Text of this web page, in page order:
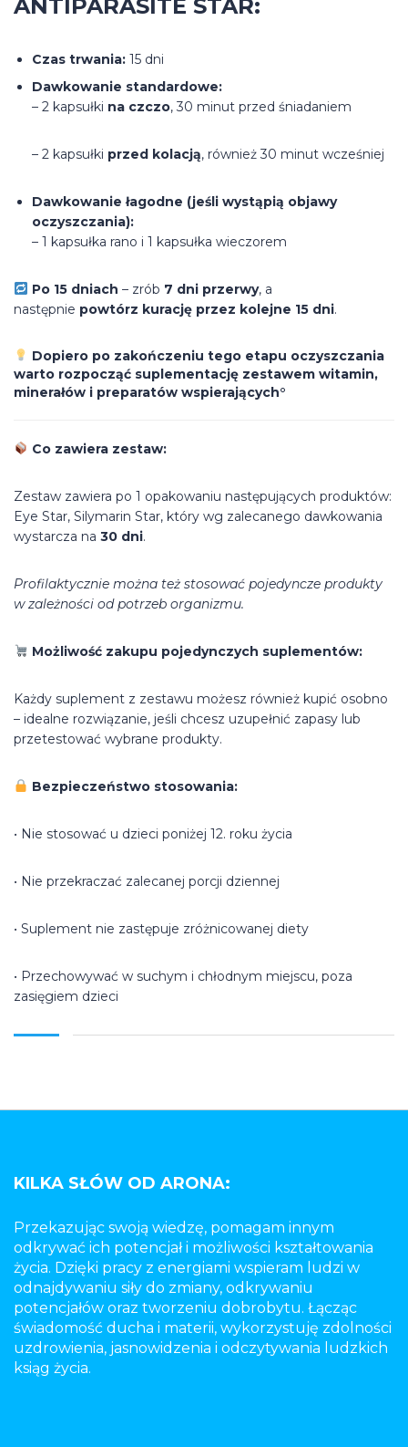
ANTIPARASITE STAR:
Czas trwania: 15 dni
Dawkowanie standardowe:
– 2 kapsułki na czczo, 30 minut przed śniadaniem
– 2 kapsułki przed kolacją, również 30 minut wcześniej
Dawkowanie łagodne (jeśli wystąpią objawy
oczyszczania):
– 1 kapsułka rano i 1 kapsułka wieczorem
Po 15 dniach – zrób 7 dni przerwy, a
następnie powtórz kurację przez kolejne 15 dni.
Dopiero po zakończeniu tego etapu oczyszczania
warto rozpocząć suplementację zestawem witamin,
minerałów i preparatów wspierających°
Co zawiera zestaw:
Zestaw zawiera po 1 opakowaniu następujących produktów:
Eye Star, Silymarin Star, który wg zalecanego dawkowania
wystarcza na 30 dni.
Profilaktycznie można też stosować pojedyncze produkty
w zależności od potrzeb organizmu.
Możliwość zakupu pojedynczych suplementów:
Każdy suplement z zestawu możesz również kupić osobno
– idealne rozwiązanie, jeśli chcesz uzupełnić zapasy lub
przetestować wybrane produkty.
Bezpieczeństwo stosowania:
• Nie stosować u dzieci poniżej 12. roku życia
• Nie przekraczać zalecanej porcji dziennej
• Suplement nie zastępuje zróżnicowanej diety
• Przechowywać w suchym i chłodnym miejscu, poza
zasięgiem dzieci
KILKA SŁÓW OD ARONA:
Przekazując swoją wiedzę, pomagam innym
odkrywać ich potencjał i możliwości kształtowania
życia. Dzięki pracy z energiami wspieram ludzi w
odnajdywaniu siły do zmiany, odkrywaniu
potencjałów oraz tworzeniu dobrobytu. Łącząc
świadomość ducha i materii, wykorzystuję zdolności
uzdrowienia, jasnowidzenia i odczytywania ludzkich
ksiąg życia.